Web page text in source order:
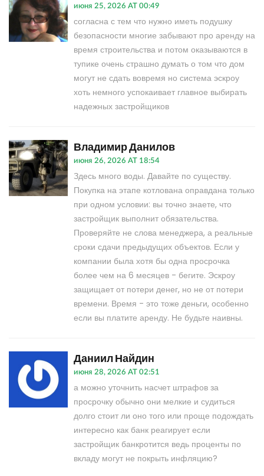
июня 25, 2026 AT 00:49
согласна с тем что нужно иметь подушку
безопасности многие забывают про аренду на
время строительства и потом оказываются в
тупике очень страшно думать о том что дом
могут не сдать вовремя но система эскроу
хоть немного успокаивает главное выбирать
надежных застройщиков
Владимир Данилов
июня 26, 2026 AT 18:54
Здесь много воды. Давайте по существу.
Покупка на этапе котлована оправдана только
при одном условии: вы точно знаете, что
застройщик выполнит обязательства.
Проверяйте не слова менеджера, а реальные
сроки сдачи предыдущих объектов. Если у
компании была хотя бы одна просрочка
более чем на 6 месяцев - бегите. Эскроу
защищает от потери денег, но не от потери
времени. Время - это тоже деньги, особенно
если вы платите аренду. Не будьте наивны.
Даниил Найдин
июня 28, 2026 AT 02:51
а можно уточнить насчет штрафов за
просрочку обычно они мелкие и судиться
долго стоит ли оно того или проще подождать
интересно как банк реагирует если
застройщик банкротится ведь проценты по
вкладу могут не покрыть инфляцию?